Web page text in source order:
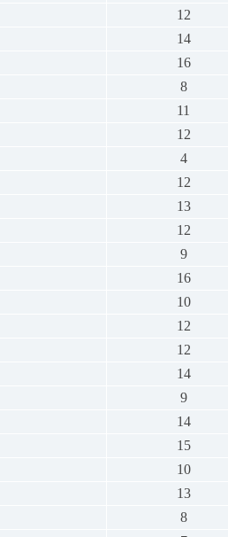
12
14
16
8
11
12
4
12
13
12
9
16
10
12
12
14
9
14
15
10
13
8